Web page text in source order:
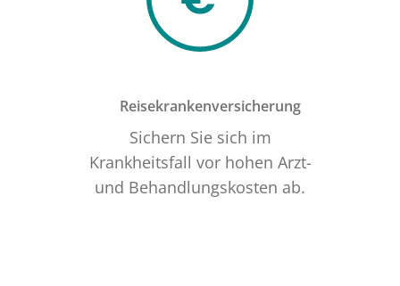
Reisekrankenversicherung
Sichern Sie sich im
Krankheitsfall vor hohen Arzt-
und Behandlungskosten ab.